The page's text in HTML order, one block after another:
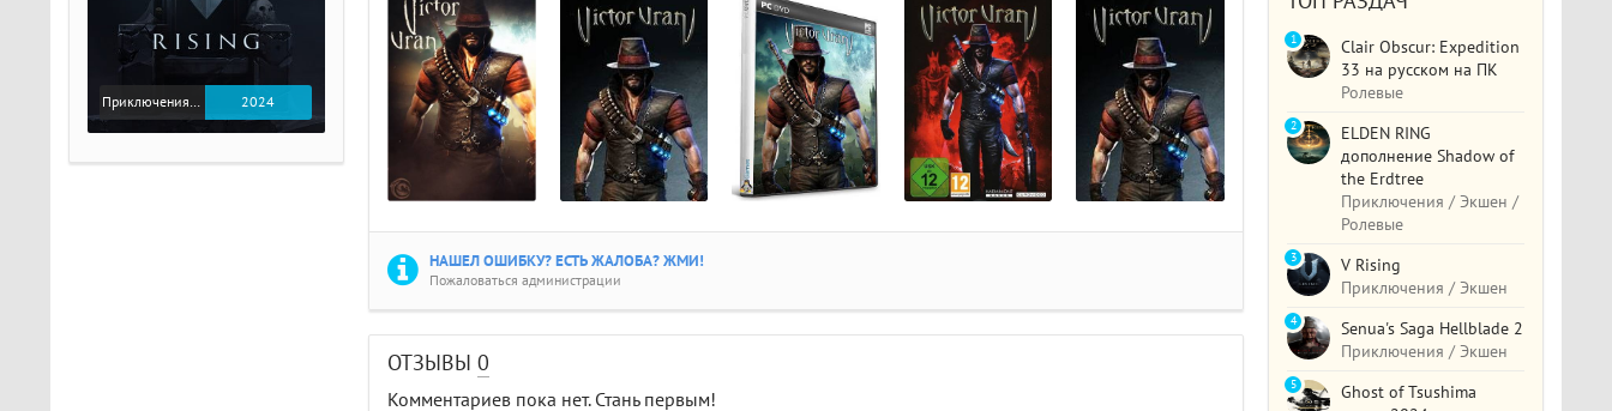
НАШЕЛ ОШИБКУ? ЕСТЬ ЖАЛОБА? ЖМИ!
Пожаловаться администрации
ОТЗЫВЫ 0
Комментариев пока нет. Стань первым!
Приключения / Экшен 2024
Clair Obscur: Expedition
33 на русском на ПК
Ролевые
1
ELDEN RING
дополнение Shadow of
the Erdtree
Приключения / Экшен /
Ролевые
2
V Rising
Приключения / Экшен
3
Senua's Saga Hellblade 2
Приключения / Экшен
4
Ghost of Tsushima
5